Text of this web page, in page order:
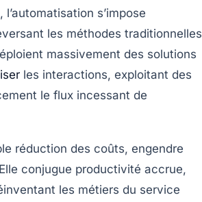
s’impose
les méthodes traditionnelles
massivement des solutions
les interactions, exploitant des
le flux incessant de
réduction des coûts, engendre
conjugue productivité accrue,
les métiers du service